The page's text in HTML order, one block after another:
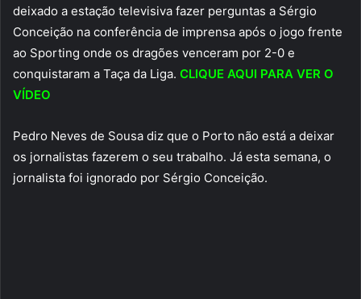
deixado a estação televisiva fazer perguntas a Sérgio
Conceição na conferência de imprensa após o jogo frente
ao Sporting onde os dragões venceram por 2-0 e
conquistaram a Taça da Liga. CLIQUE AQUI PARA VER O
VÍDEO
Pedro Neves de Sousa diz que o Porto não está a deixar
os jornalistas fazerem o seu trabalho. Já esta semana, o
jornalista foi ignorado por Sérgio Conceição.